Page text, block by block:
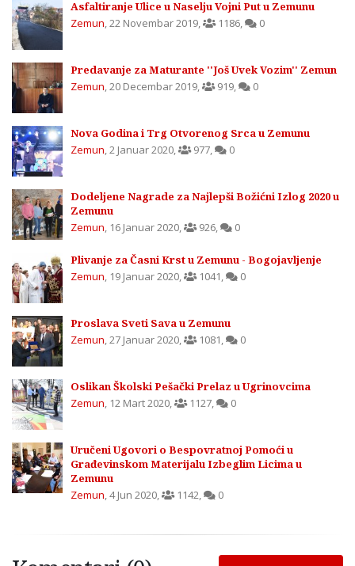
Asfaltiranje Ulice u Naselju Vojni Put u Zemunu
Zemun,22 Novembar 2019, 1186, 0
Predavanje za Maturante ''Još Uvek Vozim'' Zemun
Zemun,20 Decembar 2019, 919, 0
Nova Godina i Trg Otvorenog Srca u Zemunu
Zemun,2 Januar 2020, 977, 0
Dodeljene Nagrade za Najlepši Božićni Izlog 2020 u
Zemunu
Zemun, 16 Januar 2020, 926, 0
Plivanje za Časni Krst u Zemunu - Bogojavljenje
Zemun, 19 Januar 2020, 1041, 0
Proslava Sveti Sava u Zemunu
Zemun,27 Januar 2020, 1081, 0
Oslikan Školski Pešački Prelaz u Ugrinovcima
Zemun, 12 Mart 2020, 1127, 0
Uručeni Ugovori o Bespovratnoj Pomoći u
Građevinskom Materijalu Izbeglim Licima u
Zemunu
Zemun,4 Jun 2020, 1142, 0